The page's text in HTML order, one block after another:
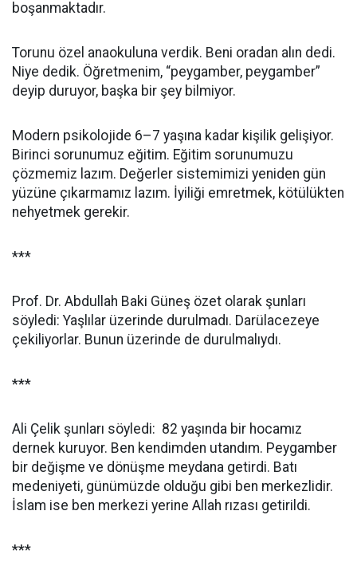
boşanmaktadır.
Torunu özel anaokuluna verdik. Beni oradan alın dedi.
Niye dedik. Öğretmenim, “peygamber, peygamber”
deyip duruyor, başka bir şey bilmiyor.
Modern psikolojide 6–7 yaşına kadar kişilik gelişiyor.
Birinci sorunumuz eğitim. Eğitim sorunumuzu
çözmemiz lazım. Değerler sistemimizi yeniden gün
yüzüne çıkarmamız lazım. İyiliği emretmek, kötülükten
nehyetmek gerekir.
***
Prof. Dr. Abdullah Baki Güneş özet olarak şunları
söyledi: Yaşlılar üzerinde durulmadı. Darülacezeye
çekiliyorlar. Bunun üzerinde de durulmalıydı.
***
Ali Çelik şunları söyledi: 82 yaşında bir hocamız
dernek kuruyor. Ben kendimden utandım. Peygamber
bir değişme ve dönüşme meydana getirdi. Batı
medeniyeti, günümüzde olduğu gibi ben merkezlidir.
İslam ise ben merkezi yerine Allah rızası getirildi.
***